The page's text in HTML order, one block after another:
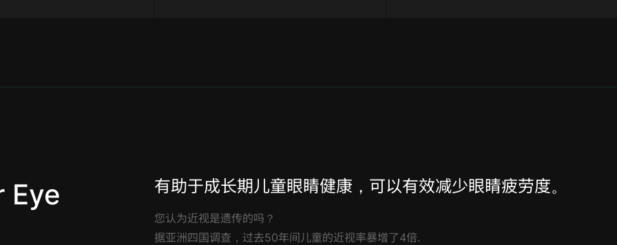
Eye 有助于成长期儿童眼睛健康，可以有效减少眼睛疲劳度。​
您认为近视是遗传的吗？
据亚洲四国调查，过去50年间儿童的近视率暴增了4倍.